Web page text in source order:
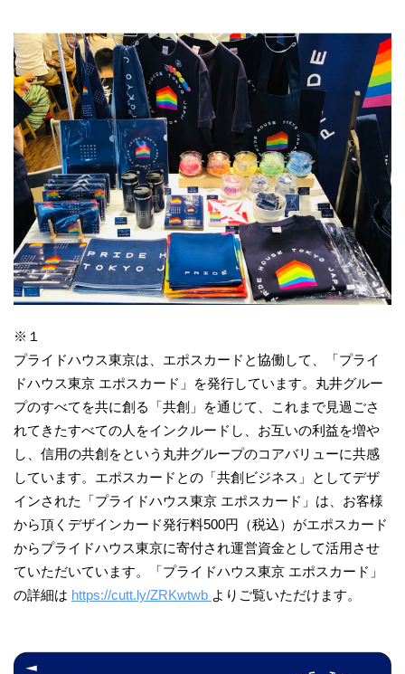
※１
プライドハウス東京は、エポスカードと協働して、「プライ
ドハウス東京 エポスカード」を発行しています。丸井グルー
プのすべてを共に創る「共創」を通じて、これまで見過ごさ
れてきたすべての人をインクルードし、お互いの利益を増や
し、信用の共創をという丸井グループのコアバリューに共感
しています。エポスカードとの「共創ビジネス」としてデザ
インされた「プライドハウス東京 エポスカード」は、お客様
から頂くデザインカード発行料500円（税込）がエポスカード
からプライドハウス東京に寄付され運営資金として活用させ
ていただいています。「プライドハウス東京 エポスカード」
の詳細は https://cutt.ly/ZRKwtwb よりご覧いただけます。